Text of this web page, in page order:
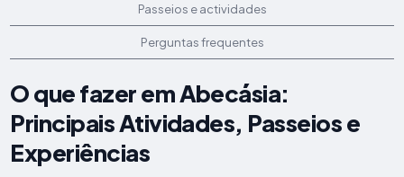
Passeios e actividades
Perguntas frequentes
O que fazer em Abecásia:
Principais Atividades, Passeios e
Experiências